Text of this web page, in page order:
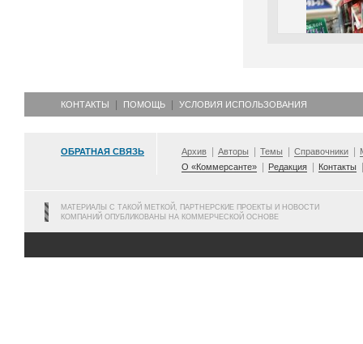
КОНТАКТЫ ПОМОЩЬ УСЛОВИЯ ИСПОЛЬЗОВАНИЯ
ОБРАТНАЯ СВЯЗЬ Архив Авторы Темы Справочники
О «Коммерсанте»
Редакция Контакты
МАТЕРИАЛЫ С ТАКОЙ МЕТКОЙ, ПАРТНЕРСКИЕ ПРОЕКТЫ И НОВОСТИ
КОМПАНИЙ ОПУБЛИКОВАНЫ НА КОММЕРЧЕСКОЙ ОСНОВЕ